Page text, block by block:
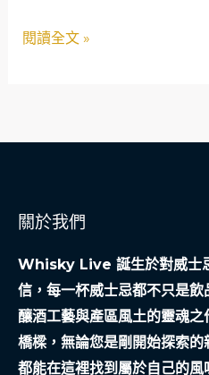
北
設
在
文
化
肌
理
閱讀全文 »
關於我們
Whisky Live 誕生於對威士
信，每一杯威士忌都不只是飲
釀酒工藝與產區風土的靈魂
橋樑，無論您是剛開始探索的
都能在這裡找到屬於自己的